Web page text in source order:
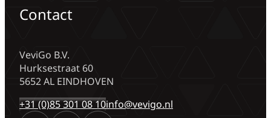
Contact
VeviGo B.V.
Hurksestraat 60
5652 AL EINDHOVEN
+31 (0)85 301 08 10info@vevigo.nl